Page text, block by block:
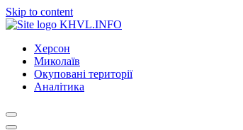
Skip to content
KHVL.INFO
Херсон
Миколаїв
Окуповані території
Аналітика